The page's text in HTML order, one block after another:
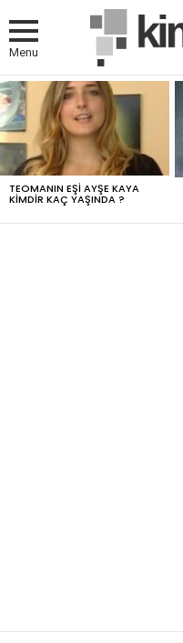
Menu
MOST
VIEWED
STORIES
TEOMANIN EŞI AYŞE KAYA
KIMDIR KAÇ YAŞINDA ?